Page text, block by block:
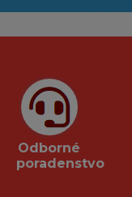
Odborné
poradenstvo